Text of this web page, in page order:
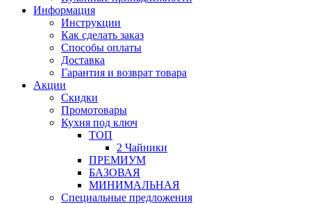
Информация
Инструкции
Как сделать заказ
Способы оплаты
Доставка
Гарантия и возврат товара
Акции
Скидки
Промотовары
Кухня под ключ
ТОП
2 Чайники
ПРЕМИУМ
БАЗОВАЯ
МИНИМАЛЬНАЯ
Специальные предложения